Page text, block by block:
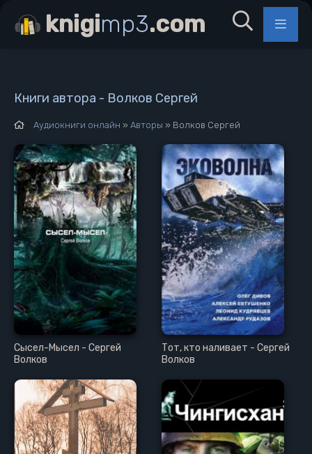
Книги автора - Волков Сергей
Аудиокниги онлайн » Авторы » Волков Сергей
Сысел-Мысел - Сергей
Волков
Тот, кто наливает - Сергей
Волков
knigimp3.com